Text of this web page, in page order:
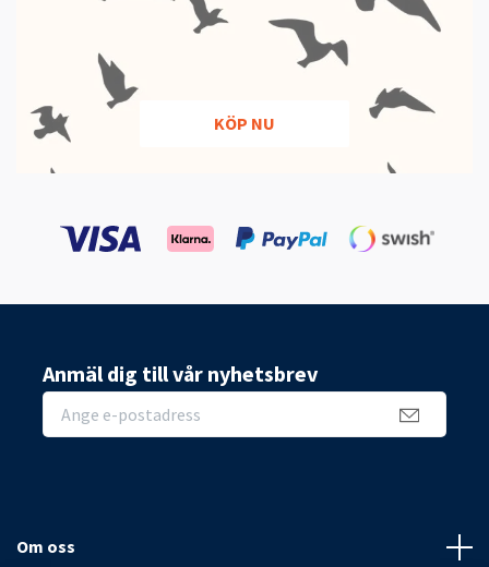
KÖP NU
Anmäl dig till vår nyhetsbrev
Om oss